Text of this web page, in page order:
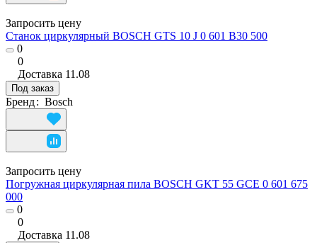
Запросить цену
Станок циркулярный BOSCH GTS 10 J 0 601 B30 500
0
0
Доставка 11.08
Под заказ
Бренд: Bosch
Запросить цену
Погружная циркулярная пила BOSCH GKT 55 GCE 0 601 675
000
0
0
Доставка 11.08